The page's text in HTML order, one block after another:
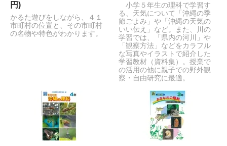
円)
かるた遊びをしながら、４１
市町村の位置と、その市町村
の名物や特色がわかります。
小学５年生の理科で学習す
る、天気について「沖縄の季
節ごよみ」や「沖縄の天気の
いい伝え」など。また、川の
学習では、「県内の河川」や
「観察方法」などをカラフル
な写真やイラストで紹介した
学習教材（資料集）。授業で
の活用の他に親子での野外観
察・自由研究に最適。